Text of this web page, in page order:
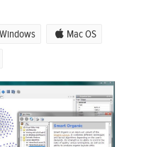
Windows Mac OS